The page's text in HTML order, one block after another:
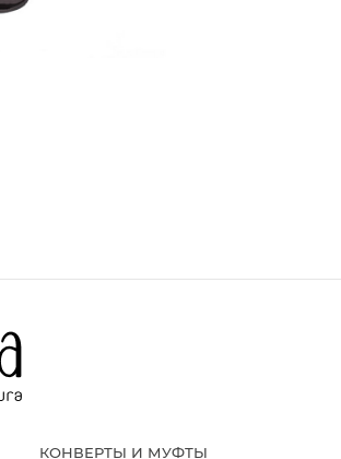
КОНВЕРТЫ И МУФТЫ